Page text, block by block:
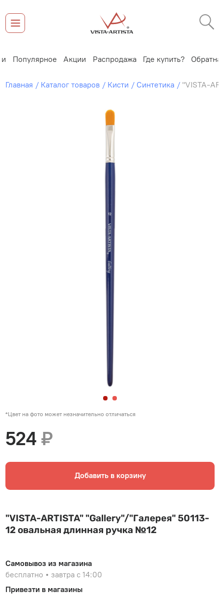
Популярное Акции Распродажа Где купить?
Главная Каталог товаров Кисти Синтетика "VISTA-
*Цвет на фото может незначительно отличаться
524₽
Добавить в корзину
"VISTA-ARTISTA" "Gallery"/"Галерея" 50113-
12 овальная длинная ручка №12
Самовывоз из магазина
бесплатно
завтра с 14:00
Привезти в магазины